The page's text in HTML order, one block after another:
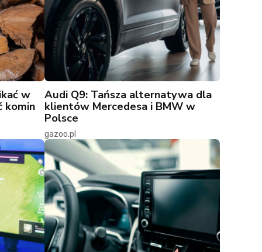
w
komin
Audi Q9: Tańsza alternatywa dla
klientów Mercedesa i BMW w
Polsce
gazoo.pl